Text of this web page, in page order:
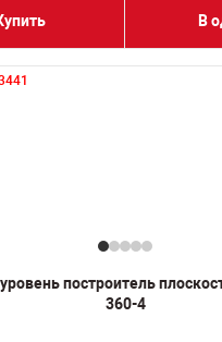
В
построитель
360-4